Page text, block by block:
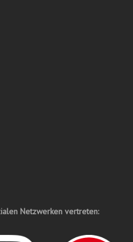
Netzwerken vertreten: